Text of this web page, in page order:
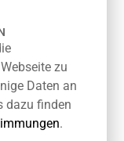
ganz
darf in dem
Drogerie
oder
als Versuch
Center-Alltag.
sich ständig
zu
Daten an
dazu finden
.